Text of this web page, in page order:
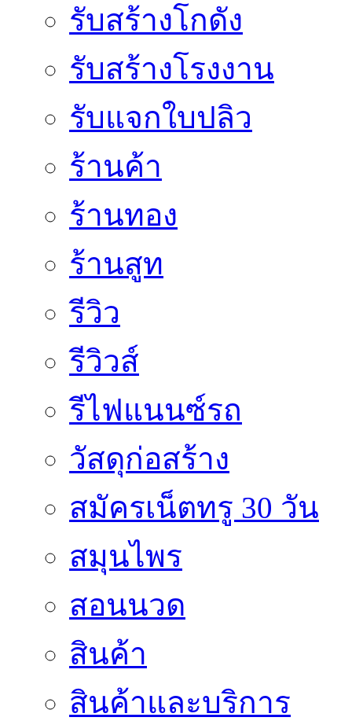
รับสร้างโกดัง
รับสร้างโรงงาน
รับแจกใบปลิว
ร้านค้า
ร้านทอง
ร้านสูท
รีวิว
รีวิวส์
รีไฟแนนซ์รถ
วัสดุก่อสร้าง
สมัครเน็ตทรู 30 วัน
สมุนไพร
สอนนวด
สินค้า
สินค้าและบริการ